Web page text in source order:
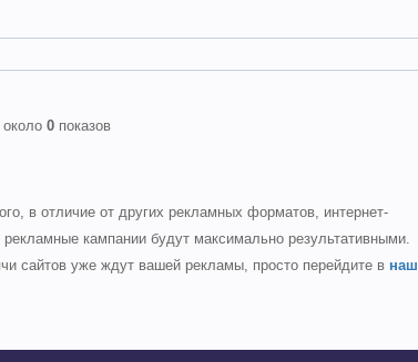
0 показов
в отличие от других рекламных форматов, интернет-
кампании будут максимально результативными.
сайтов уже ждут вашей рекламы, просто перейдите в наш